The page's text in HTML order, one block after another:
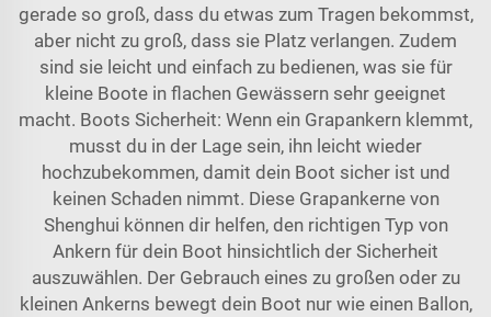
gerade so groß, dass du etwas zum Tragen bekommst,
aber nicht zu groß, dass sie Platz verlangen. Zudem
sind sie leicht und einfach zu bedienen, was sie für
kleine Boote in flachen Gewässern sehr geeignet
macht. Boots Sicherheit: Wenn ein Grapankern klemmt,
musst du in der Lage sein, ihn leicht wieder
hochzubekommen, damit dein Boot sicher ist und
keinen Schaden nimmt. Diese Grapankerne von
Shenghui können dir helfen, den richtigen Typ von
Ankern für dein Boot hinsichtlich der Sicherheit
auszuwählen. Der Gebrauch eines zu großen oder zu
kleinen Ankerns bewegt dein Boot nur wie einen Ballon,